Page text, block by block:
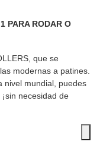
PARA RODAR O
, que se
modernas a patines.
nivel mundial, puedes
necesidad de